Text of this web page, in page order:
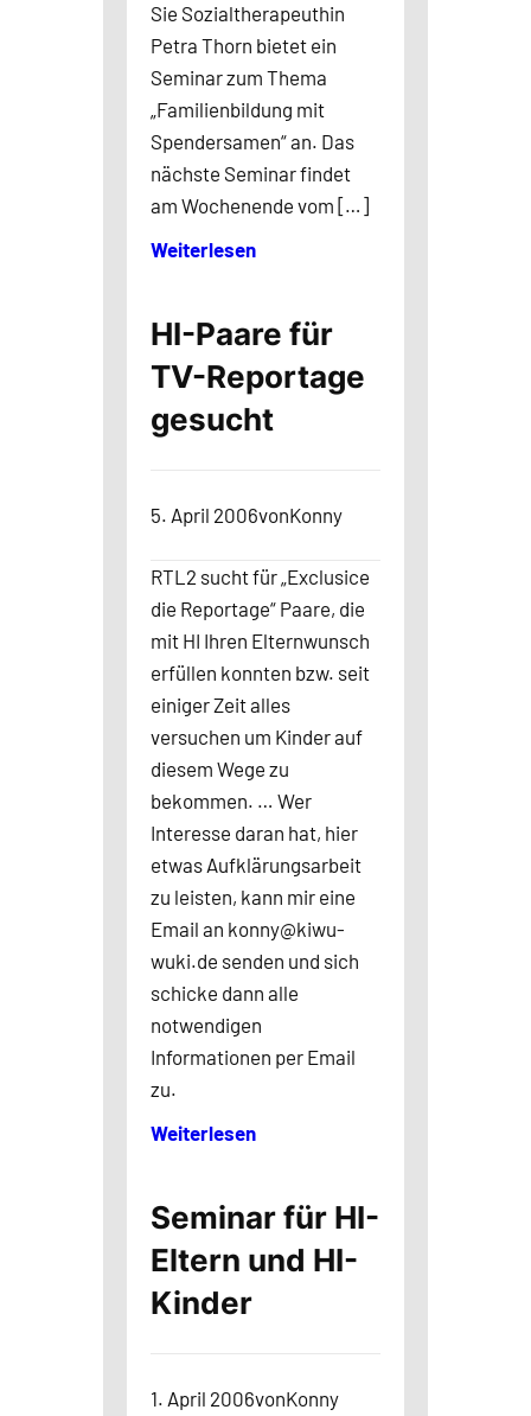
Sie Sozialtherapeuthin
Petra Thorn bietet ein
Seminar zum Thema
„Familienbildung mit
Spendersamen“ an. Das
nächste Seminar findet
am Wochenende vom […]
Weiterlesen
HI-Paare für
TV-Reportage
gesucht
5. April 2006vonKonny
RTL2 sucht für „Exclusice
die Reportage“ Paare, die
mit HI Ihren Elternwunsch
erfüllen konnten bzw. seit
einiger Zeit alles
versuchen um Kinder auf
diesem Wege zu
bekommen. … Wer
Interesse daran hat, hier
etwas Aufklärungsarbeit
zu leisten, kann mir eine
Email an konny@kiwu-
wuki.de senden und sich
schicke dann alle
notwendigen
Informationen per Email
zu.
Weiterlesen
Seminar für HI-
Eltern und HI-
Kinder
1. April 2006vonKonny